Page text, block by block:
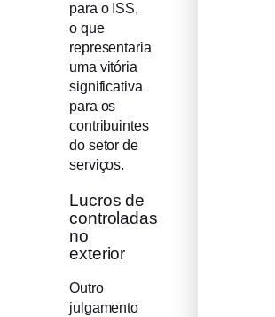
para o ISS,
o que
representaria
uma vitória
significativa
para os
contribuintes
do setor de
serviços.
Lucros de
controladas
no
exterior
Outro
julgamento